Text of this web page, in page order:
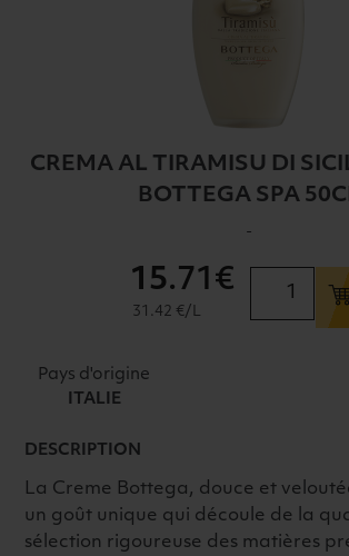
CREMA AL TIRAMISU DI
BOTTEGA SPA
-
CREMA
BOTTEGA
SPA
50CL
15.71€
31.42 €/L
Pays d'origine
ITALIE
DESCRIPTION
La Creme Bottega, douce et
un goût unique qui découle de la
sélection rigoureuse des matières